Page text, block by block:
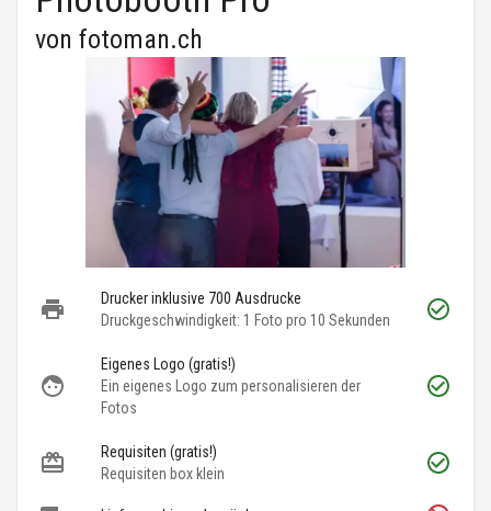
von fotoman.ch
Drucker inklusive 700 Ausdrucke
Druckgeschwindigkeit: 1 Foto pro 10 Sekunden
Eigenes Logo (gratis!)
Ein eigenes Logo zum personalisieren der
Fotos
Requisiten (gratis!)
Requisiten box klein